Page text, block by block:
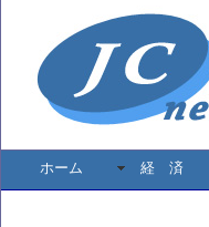
ホーム 経 済